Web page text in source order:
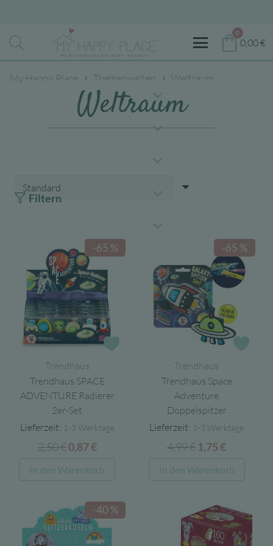
0
0,00€
My Happy Place Themenwelten Weltraum
Weltraum
Filtern
-65 %
Trendhaus
Trendhaus SPACE
ADVENTURE Radierer
2er-Set
Lieferzeit: 1-3 Werktage
2,50€ Ursprünglicher
Preis
war:
0,87€Aktueller
Preis
ist:
In den Warenkorb
-65 %
Trendhaus
Trendhaus Space
Adventure
Doppelspitzer
Lieferzeit: 1-3 Werktage
4,99€ Ursprünglicher
Preis
war:
1,75€Aktueller
Preis
ist:
In den Warenkorb
-40 %